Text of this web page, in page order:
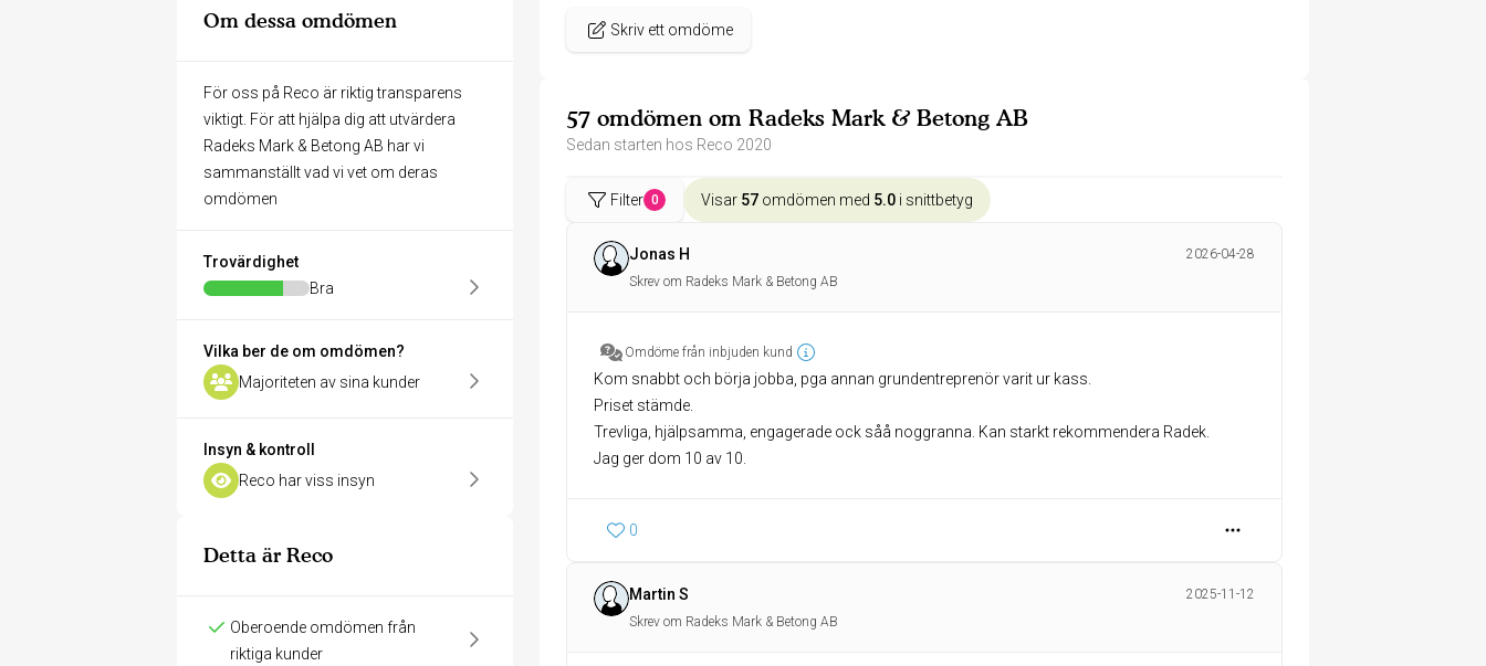
Om dessa omdömen
För oss på Reco är riktig transparens
viktigt. För att hjälpa dig att utvärdera
Radeks Mark & Betong AB har vi
sammanställt vad vi vet om deras
omdömen
Trovärdighet
Bra
Vilka ber de om omdömen?
Majoriteten av sina kunder
Insyn & kontroll
Reco har viss insyn
Detta är Reco
Oberoende omdömen från
riktiga kunder
Skriv ett omdöme
57 omdömen om Radeks Mark & Betong AB
Sedan starten hos Reco 2020
Filter 0 Visar 57 omdömen med 5.0 i snittbetyg
Jonas H
2026-04-28
Skrev om Radeks Mark & Betong AB
Omdöme från inbjuden kund
Kom snabbt och börja jobba, pga annan grundentreprenör varit ur kass.
Priset stämde.
Trevliga, hjälpsamma, engagerade ock såå noggranna. Kan starkt rekommendera Radek.
Jag ger dom 10 av 10.
0
Martin S
2025-11-12
Skrev om Radeks Mark & Betong AB